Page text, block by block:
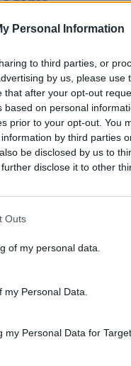
Personal Information
to third parties, or
by us, please use
after your opt-out
on personal
prior to your opt-out. You
by third parties
be disclosed by us to
disclose it to other
Outs
of my personal data.
Personal Data.
my Personal Data for